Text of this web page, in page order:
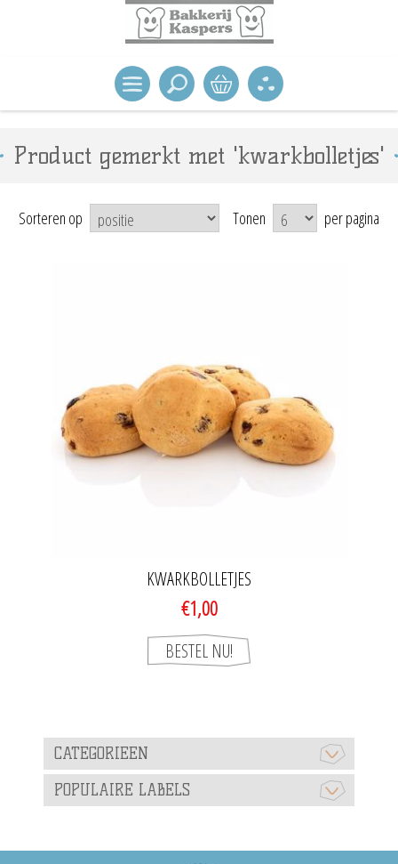
Product gemerkt met 'kwarkbolletjes'
Sorteren op Tonen per pagina
KWARKBOLLETJES
€1,00
CATEGORIEEN
POPULAIRE LABELS